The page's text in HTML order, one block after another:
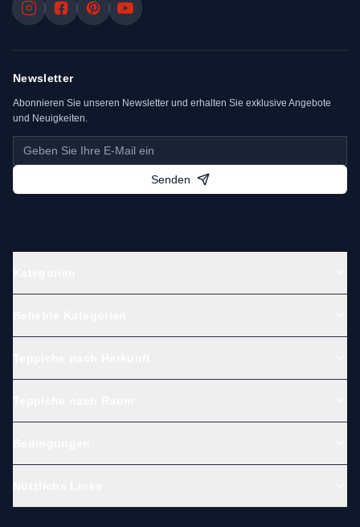
Newsletter
Abonnieren Sie unseren Newsletter und erhalten Sie exklusive Angebote
und Neuigkeiten.
Senden